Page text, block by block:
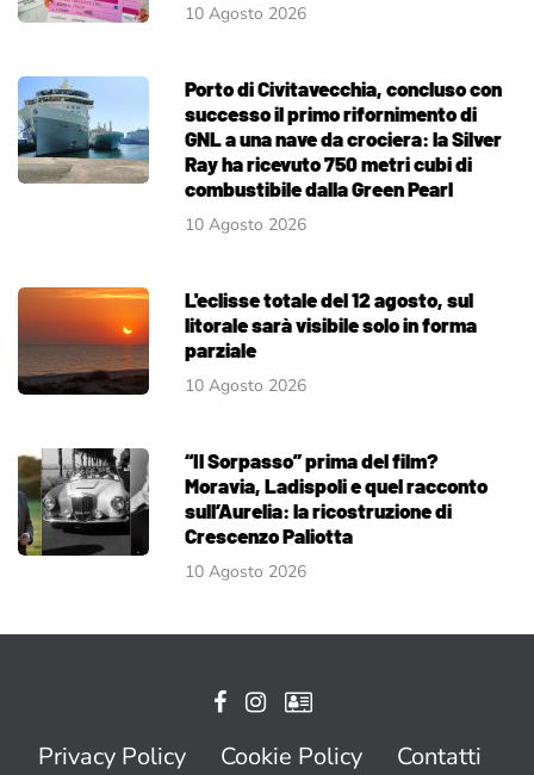
10 Agosto 2026
Porto di Civitavecchia, concluso con
successo il primo rifornimento di
GNL a una nave da crociera: la Silver
Ray ha ricevuto 750 metri cubi di
combustibile dalla Green Pearl
10 Agosto 2026
L'eclisse totale del 12 agosto, sul
litorale sarà visibile solo in forma
parziale
10 Agosto 2026
“Il Sorpasso” prima del film?
Moravia, Ladispoli e quel racconto
sull’Aurelia: la ricostruzione di
Crescenzo Paliotta
10 Agosto 2026
Privacy Policy Cookie Policy Contatti